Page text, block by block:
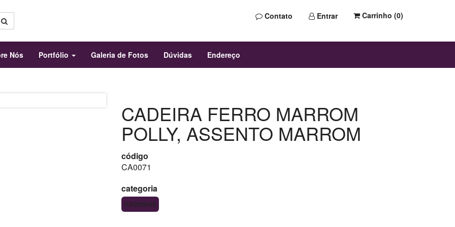
Contato Entrar Carrinho (0)
Nós Portfólio Galeria de Fotos Dúvidas Endereço
CADEIRA FERRO MARROM
POLLY, ASSENTO MARROM
código
CA0071
categoria
CADEIRAS